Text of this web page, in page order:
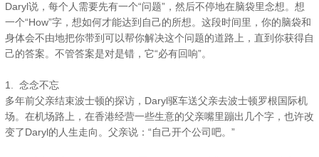
Daryl说，每个人需要先有一个“问题”，然后不停地在脑袋里念想。想
一个“How”字，想如何才能达到自己的所想。这段时间里，你的脑袋和
身体会不由地把你带到可以帮你解决这个问题的道路上，直到你获得自
己的答案。不管答案是对是错，它“必有回响”。
1. 念念不忘
多年前父亲结束波士顿的探访，Daryl驱车送父亲去波士顿罗根国际机
场。在机场路上，在香港经营一些生意的父亲嘴里蹦出几个字，也许改
变了Daryl的人生走向。父亲说：“自己开个公司吧。”